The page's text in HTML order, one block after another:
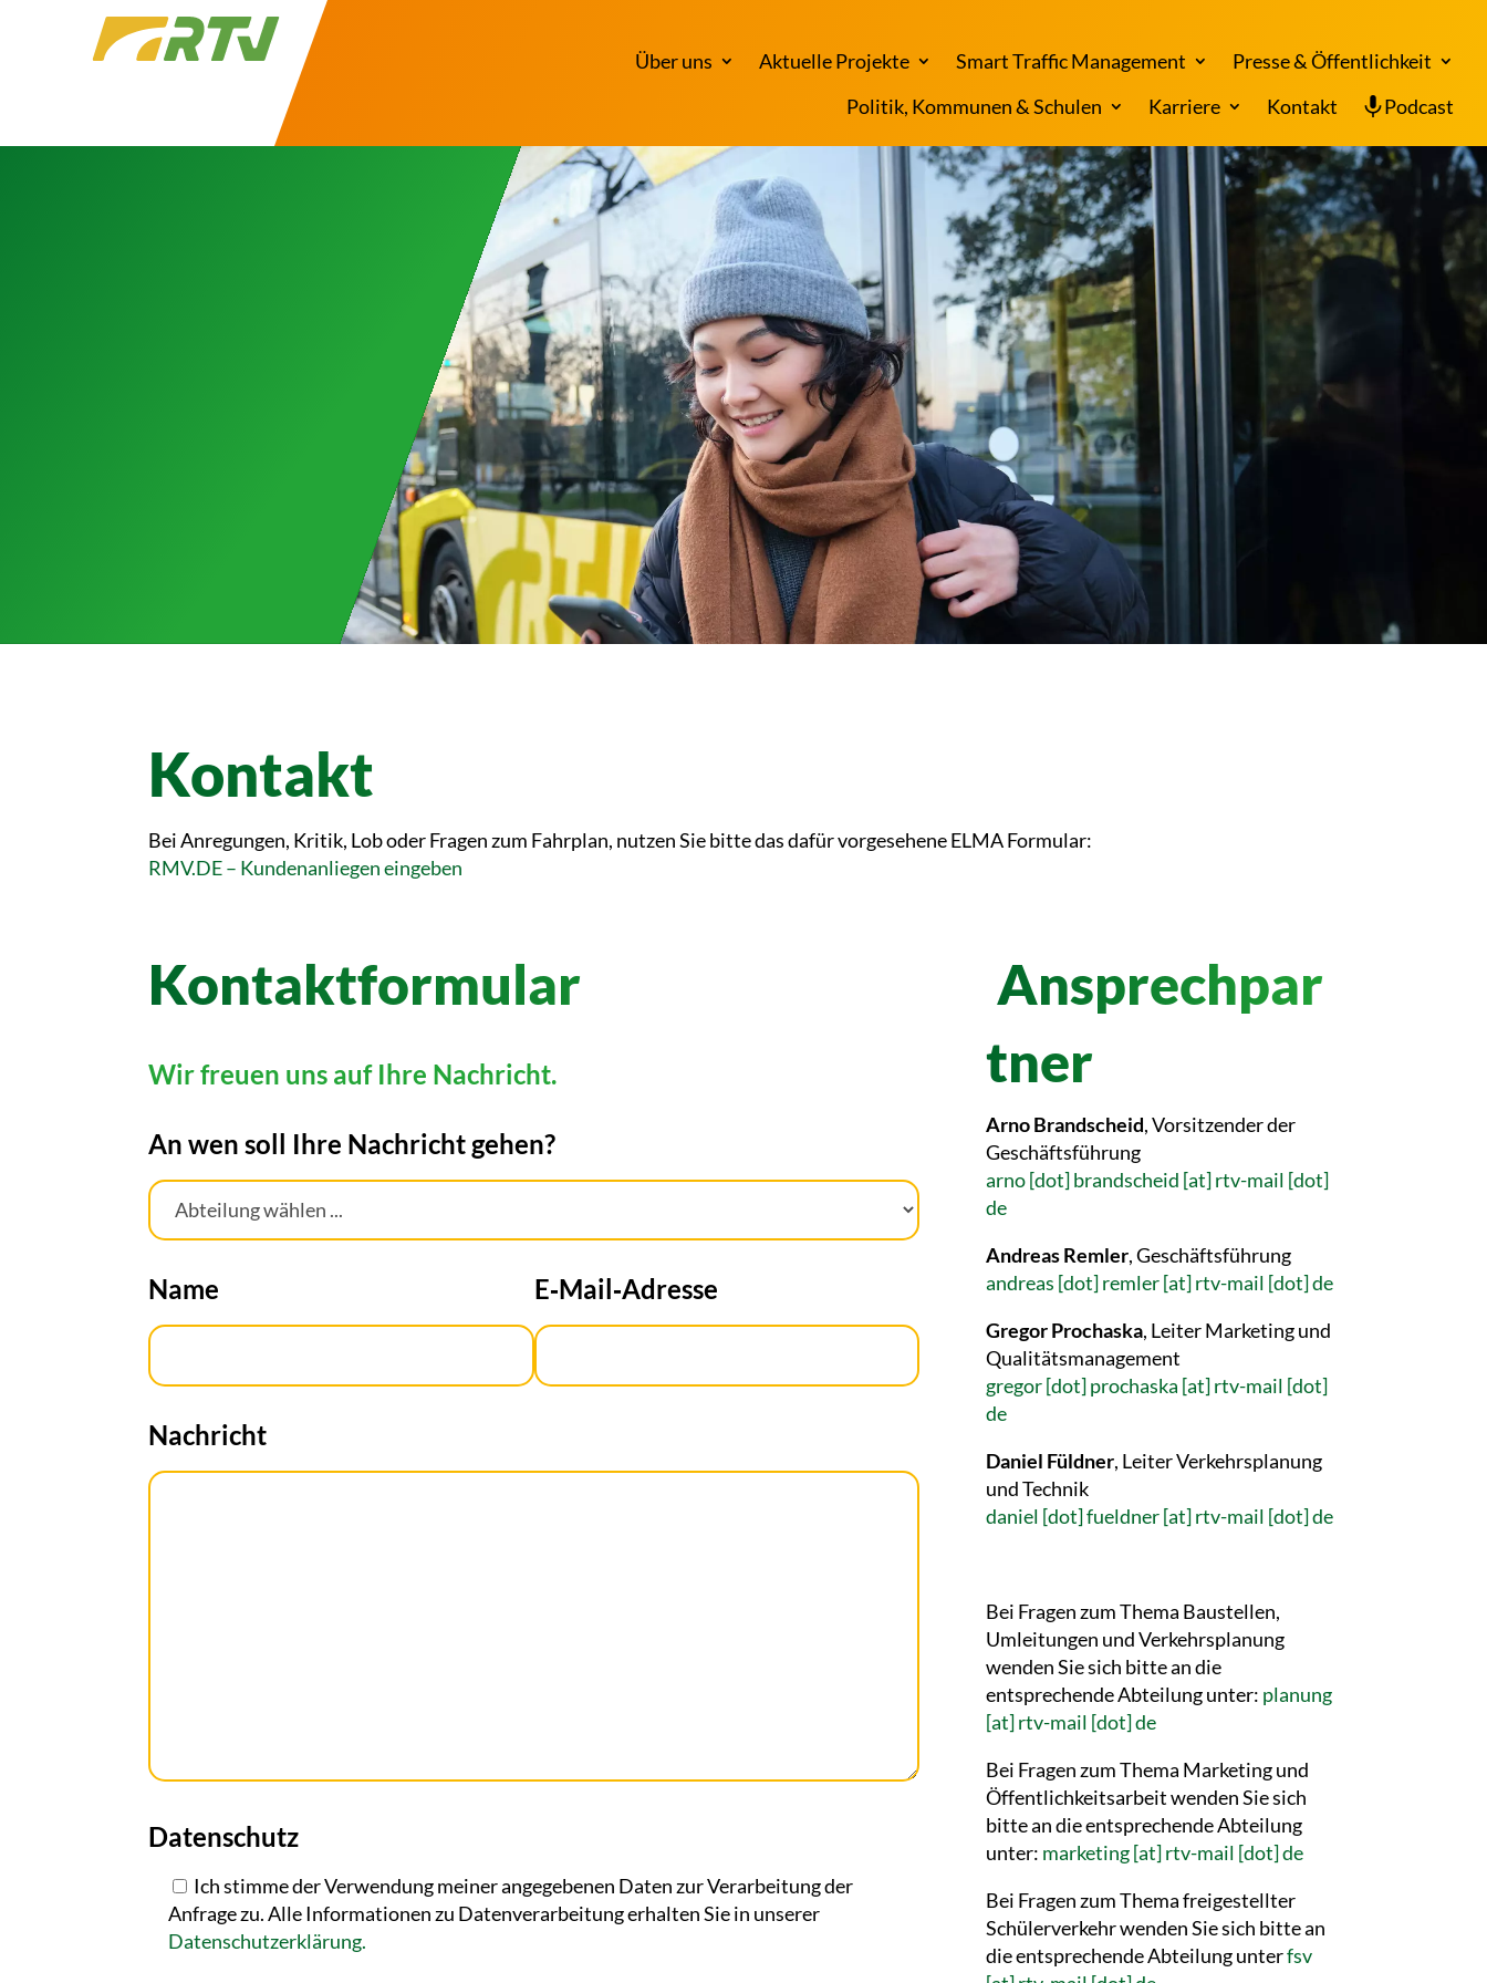
Über uns Aktuelle Projekte Smart Traffic Management
Presse & Öffentlichkeit
Politik, Kommunen & Schulen
Karriere Kontakt Podcast
Kontakt
Bei Anregungen, Kritik, Lob oder Fragen zum Fahrplan, nutzen Sie bitte das dafür vorgesehene ELMA Formular:
RMV.DE – Kundenanliegen eingeben
Kontaktformular
Wir freuen uns auf Ihre Nachricht.
An wen soll Ihre Nachricht gehen?
Name E‑Mail‑Adresse
Nachricht
Datenschutz
Ich stimme der Verwendung meiner angegebenen Daten zur Verarbeitung der
Anfrage zu. Alle Informationen zu Datenverarbeitung erhalten Sie in unserer
Datenschutzerklärung.
Ansprechpar
tner
Arno Brandscheid, Vorsitzender der
Geschäftsführung
arno [dot] brandscheid [at] rtv-mail [dot]
de
Andreas Remler, Geschäftsführung
andreas [dot] remler [at] rtv-mail [dot] de
Gregor Prochaska, Leiter Marketing und
Qualitätsmanagement
gregor [dot] prochaska [at] rtv-mail [dot]
de
Daniel Füldner, Leiter Verkehrsplanung
und Technik
daniel [dot] fueldner [at] rtv-mail [dot] de
Bei Fragen zum Thema Baustellen,
Umleitungen und Verkehrsplanung
wenden Sie sich bitte an die
entsprechende Abteilung unter: planung
[at] rtv-mail [dot] de
Bei Fragen zum Thema Marketing und
Öffentlichkeitsarbeit wenden Sie sich
bitte an die entsprechende Abteilung
unter: marketing [at] rtv-mail [dot] de
Bei Fragen zum Thema freigestellter
Schülerverkehr wenden Sie sich bitte an
die entsprechende Abteilung unterfsv